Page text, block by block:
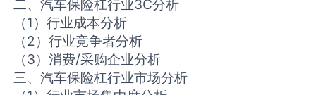
二、汽车保险杠行业3C分析
（1）行业成本分析
（2）行业竞争者分析
（3）消费/采购企业分析
三、汽车保险杠行业市场分析